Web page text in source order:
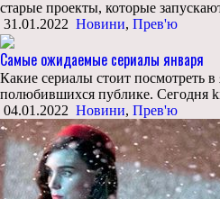
старые проекты, которые
31.01.2022 Новини, Прев'ю
Самые ожидаемые сериалы января
Какие сериалы стоит посмотреть
полюбившихся публике. Сегодня
04.01.2022 Новини, Прев'ю